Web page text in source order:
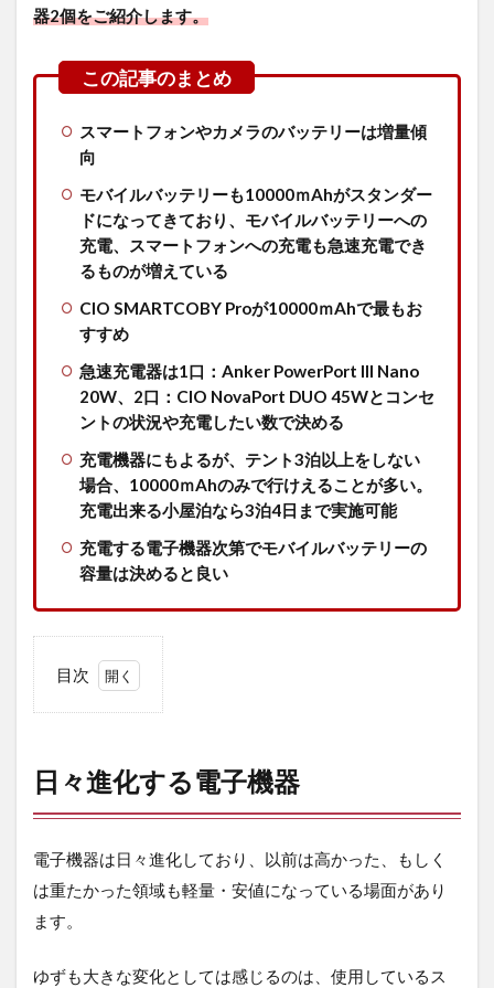
器2個をご紹介します。
スマートフォンやカメラのバッテリーは増量傾
向
モバイルバッテリーも10000ｍAhがスタンダー
ドになってきており、モバイルバッテリーへの
充電、スマートフォンへの充電も急速充電でき
るものが増えている
CIO SMARTCOBY Proが10000ｍAhで最もお
すすめ
急速充電器は1口：Anker PowerPort III Nano
20W、2口：CIO NovaPort DUO 45Wとコンセ
ントの状況や充電したい数で決める
充電機器にもよるが、テント3泊以上をしない
場合、10000ｍAhのみで行けえることが多い。
充電出来る小屋泊なら3泊4日まで実施可能
充電する電子機器次第でモバイルバッテリーの
容量は決めると良い
目次
する
電子
機器
2
モバイ
ルバッ
テリー
は
ｍAh
日々進化する電子機器
電子機器は日々進化しており、以前は高かった、もしく
は重たかった領域も軽量・安値になっている場面があり
ます。
ゆずも大きな変化としては感じるのは、使用しているス